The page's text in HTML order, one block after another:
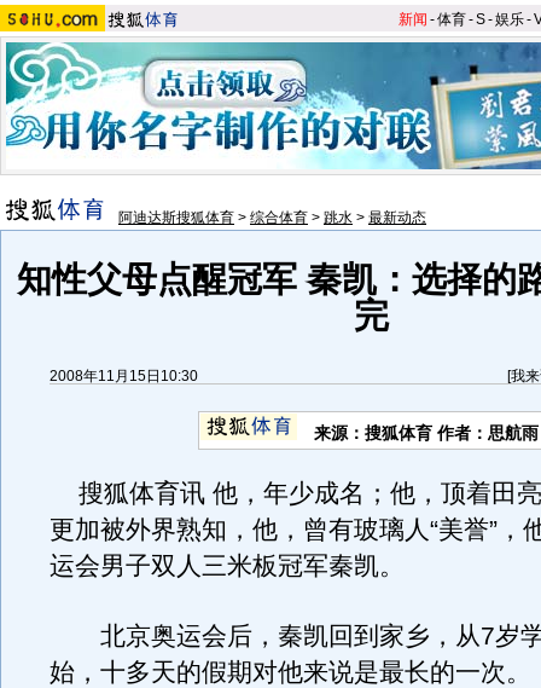
新闻 -体育-S-娱乐-
阿迪达斯搜狐体育 > 综合体育 > 跳水 > 最新动态
知性父母点醒冠军 秦凯：选择的
完
2008年11月15日10:30 [我
来源：搜狐体育 作者：思航雨
搜狐体育讯 他，年少成名；他，顶着田
更加被外界熟知，他，曾有玻璃人“美誉”，
运会男子双人三米板冠军秦凯。
北京奥运会后，秦凯回到家乡，从7岁
始，十多天的假期对他来说是最长的一次。